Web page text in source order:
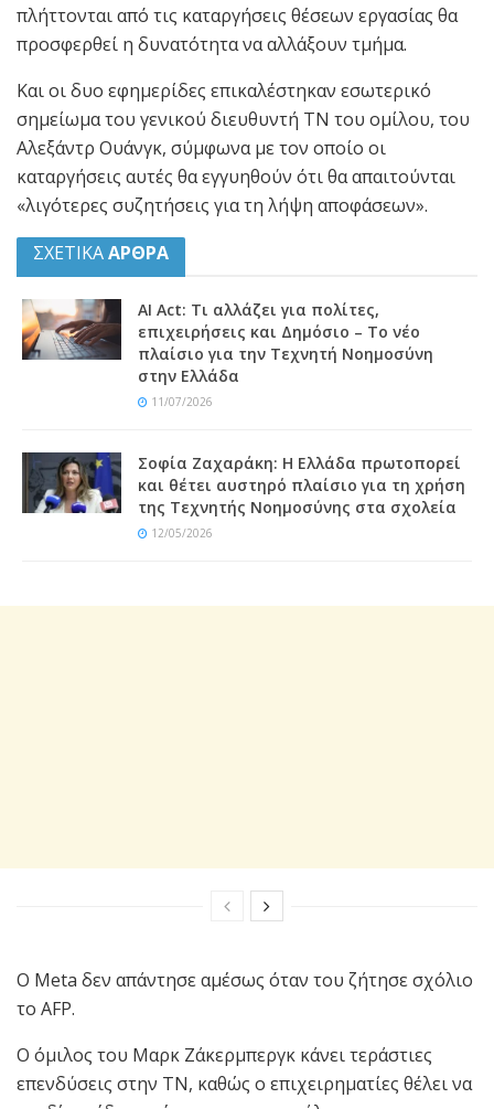
πλήττονται από τις καταργήσεις θέσεων εργασίας θα
προσφερθεί η δυνατότητα να αλλάξουν τμήμα.
Και οι δυο εφημερίδες επικαλέστηκαν εσωτερικό
σημείωμα του γενικού διευθυντή ΤΝ του ομίλου, του
Αλεξάντρ Ουάνγκ, σύμφωνα με τον οποίο οι
καταργήσεις αυτές θα εγγυηθούν ότι θα απαιτούνται
«λιγότερες συζητήσεις για τη λήψη αποφάσεων».
ΣΧΕΤΙΚΑΑΡΘΡΑ
AI Act: Τι αλλάζει για πολίτες,
επιχειρήσεις και Δημόσιο – Το νέο
πλαίσιο για την Τεχνητή Νοημοσύνη
στην Ελλάδα
11/07/2026
Σοφία Ζαχαράκη: Η Ελλάδα πρωτοπορεί
και θέτει αυστηρό πλαίσιο για τη χρήση
της Τεχνητής Νοημοσύνης στα σχολεία
12/05/2026
Ο Meta δεν απάντησε αμέσως όταν του ζήτησε σχόλιο
το AFP.
Ο όμιλος του Μαρκ Ζάκερμπεργκ κάνει τεράστιες
επενδύσεις στην ΤΝ, καθώς ο επιχειρηματίες θέλει να